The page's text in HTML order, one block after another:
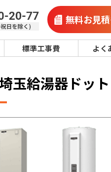
無料お見
標準工事費 よく
玉給湯器ドッ